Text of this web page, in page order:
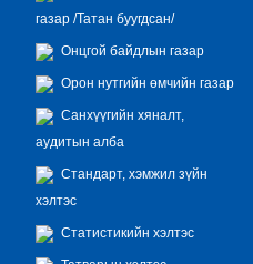
газар /Татан буугдсан/
Онцгой байдлын газар
Орон нутгийн өмчийн газар
Санхүүгийн хяналт,
аудитын алба
Стандарт, хэмжил зүйн
хэлтэс
Статистикийн хэлтэс